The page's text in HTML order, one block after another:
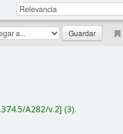
A282/v.2 (3).